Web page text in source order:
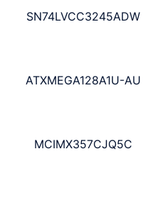
SN74LVCC3245ADW
ATXMEGA128A1U-AU
MCIMX357CJQ5C